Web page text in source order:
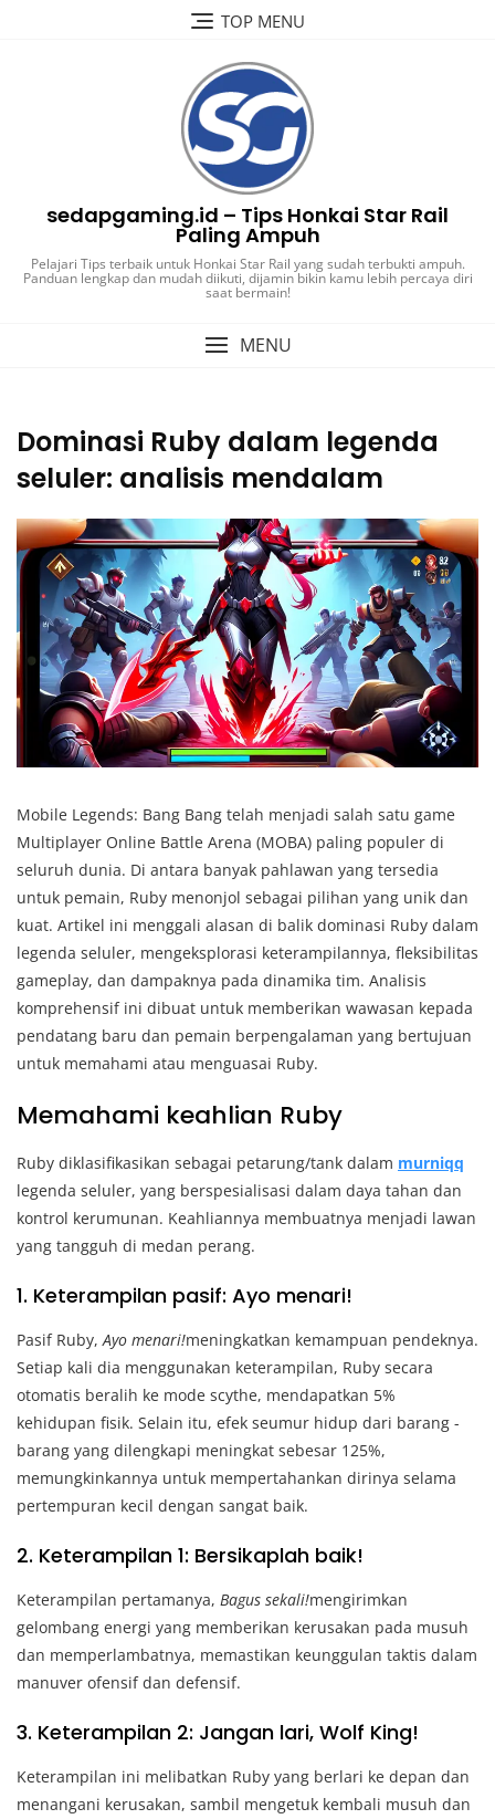
TOP MENU
sedapgaming.id – Tips Honkai Star Rail
Paling Ampuh
Pelajari Tips terbaik untuk Honkai Star Rail yang sudah terbukti ampuh.
Panduan lengkap dan mudah diikuti, dijamin bikin kamu lebih percaya diri
saat bermain!
MENU
Dominasi Ruby dalam legenda
seluler: analisis mendalam
Mobile Legends: Bang Bang telah menjadi salah satu game
Multiplayer Online Battle Arena (MOBA) paling populer di
seluruh dunia. Di antara banyak pahlawan yang tersedia
untuk pemain, Ruby menonjol sebagai pilihan yang unik dan
kuat. Artikel ini menggali alasan di balik dominasi Ruby dalam
legenda seluler, mengeksplorasi keterampilannya, fleksibilitas
gameplay, dan dampaknya pada dinamika tim. Analisis
komprehensif ini dibuat untuk memberikan wawasan kepada
pendatang baru dan pemain berpengalaman yang bertujuan
untuk memahami atau menguasai Ruby.
Memahami keahlian Ruby
Ruby diklasifikasikan sebagai petarung/tank dalam murniqq
legenda seluler, yang berspesialisasi dalam daya tahan dan
kontrol kerumunan. Keahliannya membuatnya menjadi lawan
yang tangguh di medan perang.
1. Keterampilan pasif: Ayo menari!
Pasif Ruby,Ayo menari!meningkatkan kemampuan pendeknya.
Setiap kali dia menggunakan keterampilan, Ruby secara
otomatis beralih ke mode scythe, mendapatkan 5%
kehidupan fisik. Selain itu, efek seumur hidup dari barang -
barang yang dilengkapi meningkat sebesar 125%,
memungkinkannya untuk mempertahankan dirinya selama
pertempuran kecil dengan sangat baik.
2. Keterampilan 1: Bersikaplah baik!
Keterampilan pertamanya, Bagus sekali!mengirimkan
gelombang energi yang memberikan kerusakan pada musuh
dan memperlambatnya, memastikan keunggulan taktis dalam
manuver ofensif dan defensif.
3. Keterampilan 2: Jangan lari, Wolf King!
Keterampilan ini melibatkan Ruby yang berlari ke depan dan
menangani kerusakan, sambil mengetuk kembali musuh dan